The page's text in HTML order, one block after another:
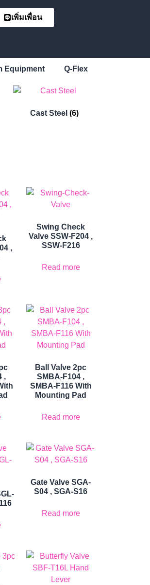
เพิ่มเพื่อน
Equipment Q-Flex
Cast Steel (6)
,
Swing Check
Valve SSW-F204 ,
SSW-F216
Read more
,
Ball Valve 2pc
SMBA-F104 ,
SMBA-F116 With
Mounting Pad
Read more
Gate Valve SGA-
S04 , SGA-S16
Read more